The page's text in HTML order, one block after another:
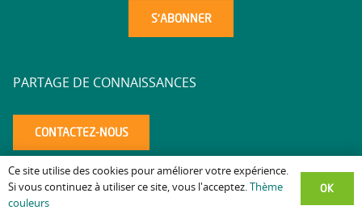
PARTAGE DE CONNAISSANCES
CONTACTEZ-NOUS
Mentions légales–Politique de confidentialité–Accessibilité–
Ce site utilise des cookies pour améliorer votre expérience.
Si vous continuez à utiliser ce site, vous l'acceptez.
Thème
couleurs
OK